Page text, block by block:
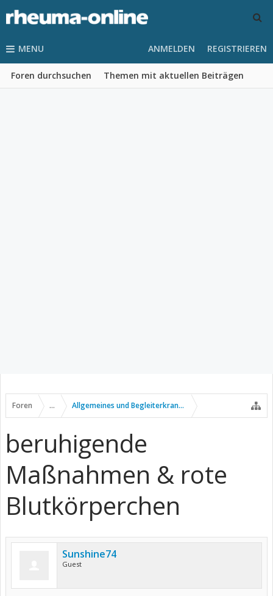
MENU
Foren durchsuchen Themen mit aktuellen Beiträgen
ANMELDEN REGISTRIEREN
Foren ... Allgemeines und Begleiterkrankungen
beruhigende
Maßnahmen & rote
Blutkörperchen
Sunshine74
Guest